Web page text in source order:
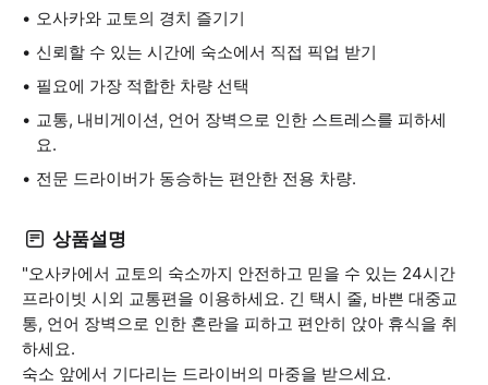
오사카와 교토의 경치 즐기기
신뢰할 수 있는 시간에 숙소에서 직접 픽업 받기
필요에 가장 적합한 차량 선택
교통, 내비게이션, 언어 장벽으로 인한 스트레스를 피하세
요.
전문 드라이버가 동승하는 편안한 전용 차량.
상품설명
"오사카에서 교토의 숙소까지 안전하고 믿을 수 있는 24시간
프라이빗 시외 교통편을 이용하세요. 긴 택시 줄, 바쁜 대중교
통, 언어 장벽으로 인한 혼란을 피하고 편안히 앉아 휴식을 취
하세요.
숙소 앞에서 기다리는 드라이버의 마중을 받으세요.